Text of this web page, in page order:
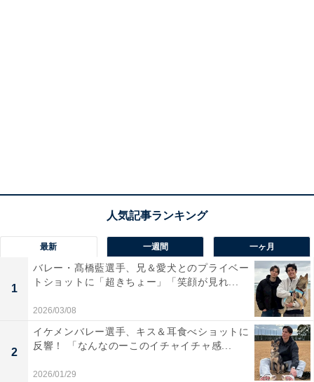
最新 一週間 一ヶ月
1
バレー・髙橋藍選手、兄＆愛犬とのプライベー
トショットに「超きちょー」「笑顔が見れ...
2026/03/08
2
イケメンバレー選手、キス＆耳食べショットに
反響！ 「なんなのーこのイチャイチャ感...
2026/01/29